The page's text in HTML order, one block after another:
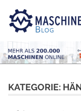
Inhalt
springen
KATEGORIE: